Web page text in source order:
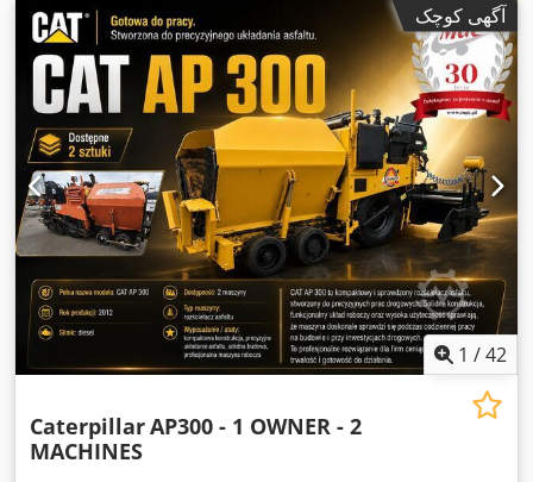
آگهی کوچک
1 /42
CaterpillarAP300 - 1 OWNER - 2
MACHINES